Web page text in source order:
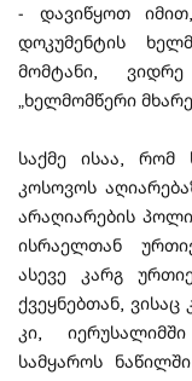
- დავიწყოთ
დოკუმენტის
მომტანი,
„ხელმომწერი
საქმე ისაა, რომ
კოსოვოს
არაღიარების
ისრაელთან
ასევე კარგ
ქვეყნებთან,
კი,
სამყაროს